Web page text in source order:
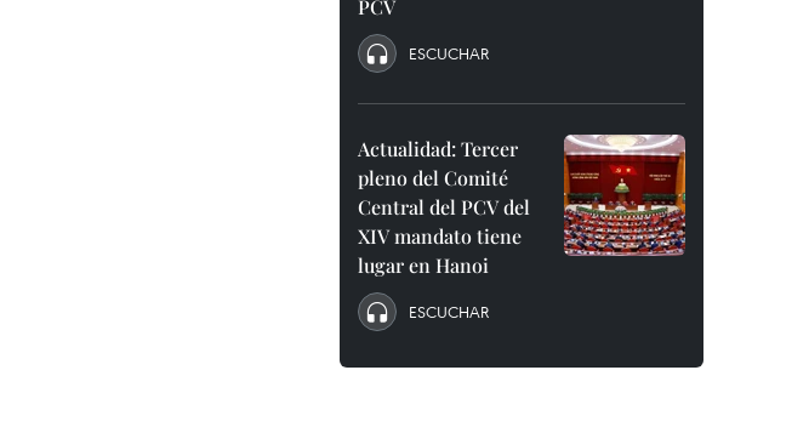
PCV
ESCUCHAR
Actualidad: Tercer
pleno del Comité
Central del PCV del
XIV mandato tiene
lugar en Hanoi
ESCUCHAR